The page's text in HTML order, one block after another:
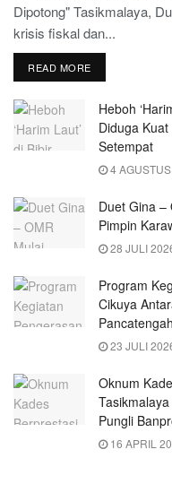
Dipotong" Tasikmalaya,
krisis fiskal dan...
READ MORE
Heboh
Diduga
Setempat
4
Duet Gina –
Pimpin
28 JULI
Program
Cikuya
23 JULI
Oknum
Pungli
16 APRIL